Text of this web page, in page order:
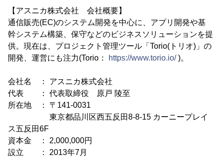
【アスニカ株式会社 会社概要】
通信販売(EC)のシステム開発を中心に、アプリ開発や基
幹システム構築、保守などのビジネスソリューションを提
供。現在は、プロジェクト管理ツール「Torio(トリオ)」の
開発、運営にも注力(Torio：
https://www.torio.io/)。
会社名 ： アスニカ株式会社
代表 ： 代表取締役 原戸 陵至
所在地 ： 〒141-0031
東京都品川区西五反田8-8-15 カーニープレイ
ス五反田6F
資本金 ： 2,000,000円
設立 ： 2013年7月